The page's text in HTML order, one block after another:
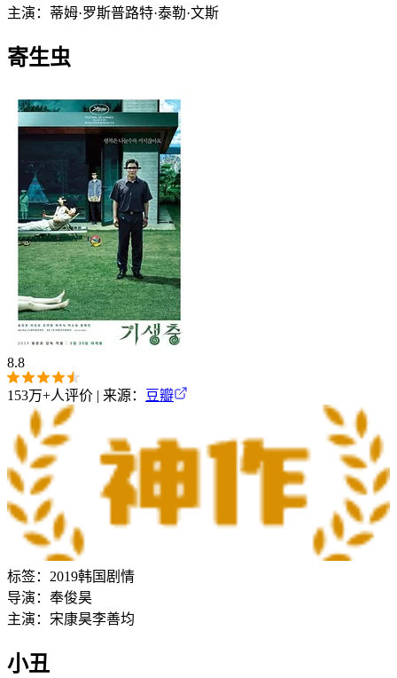
主演： 蒂姆·罗斯普路特·泰勒·文斯
寄生虫
8.8
153万+人评价 | 来源： 豆瓣
标签： 2019韩国 剧情
导演： 奉俊昊
主演： 宋康昊李善均
小丑